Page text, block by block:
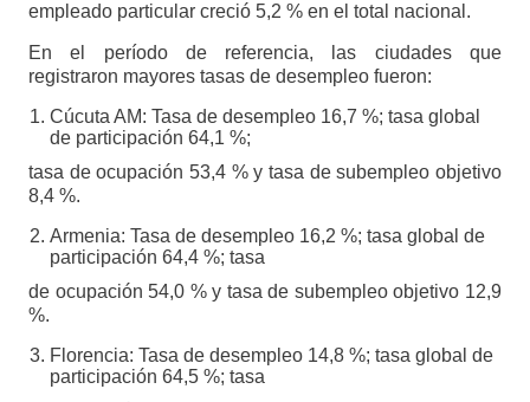
empleado particular creció 5,2 % en el total nacional.
En el período de referencia, las ciudades que
registraron mayores tasas de desempleo fueron:
Cúcuta AM: Tasa de desempleo 16,7 %; tasa global
de participación 64,1 %;
tasa de ocupación 53,4 % y tasa de subempleo objetivo
8,4 %.
Armenia: Tasa de desempleo 16,2 %; tasa global de
participación 64,4 %; tasa
de ocupación 54,0 % y tasa de subempleo objetivo 12,9
%.
Florencia: Tasa de desempleo 14,8 %; tasa global de
participación 64,5 %; tasa